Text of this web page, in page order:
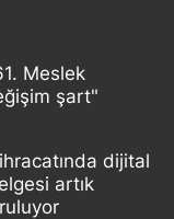
Meslek
şart"
dijital
artık